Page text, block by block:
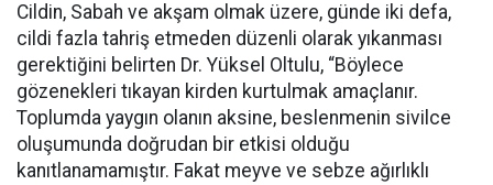
Cildin, Sabah ve akşam olmak üzere, günde iki defa,
cildi fazla tahriş etmeden düzenli olarak yıkanması
gerektiğini belirten Dr. Yüksel Oltulu, “Böylece
gözenekleri tıkayan kirden kurtulmak amaçlanır.
Toplumda yaygın olanın aksine, beslenmenin sivilce
oluşumunda doğrudan bir etkisi olduğu
kanıtlanamamıştır. Fakat meyve ve sebze ağırlıklı